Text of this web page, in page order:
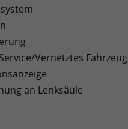
Vernetztes Fahrzeug
an Lenksäule